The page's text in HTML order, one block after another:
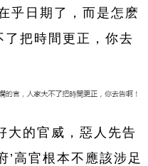
乎日期了，而是怎麽
把時間更正，你去
大的官威，惡人先告
’高官根本不應該涉足